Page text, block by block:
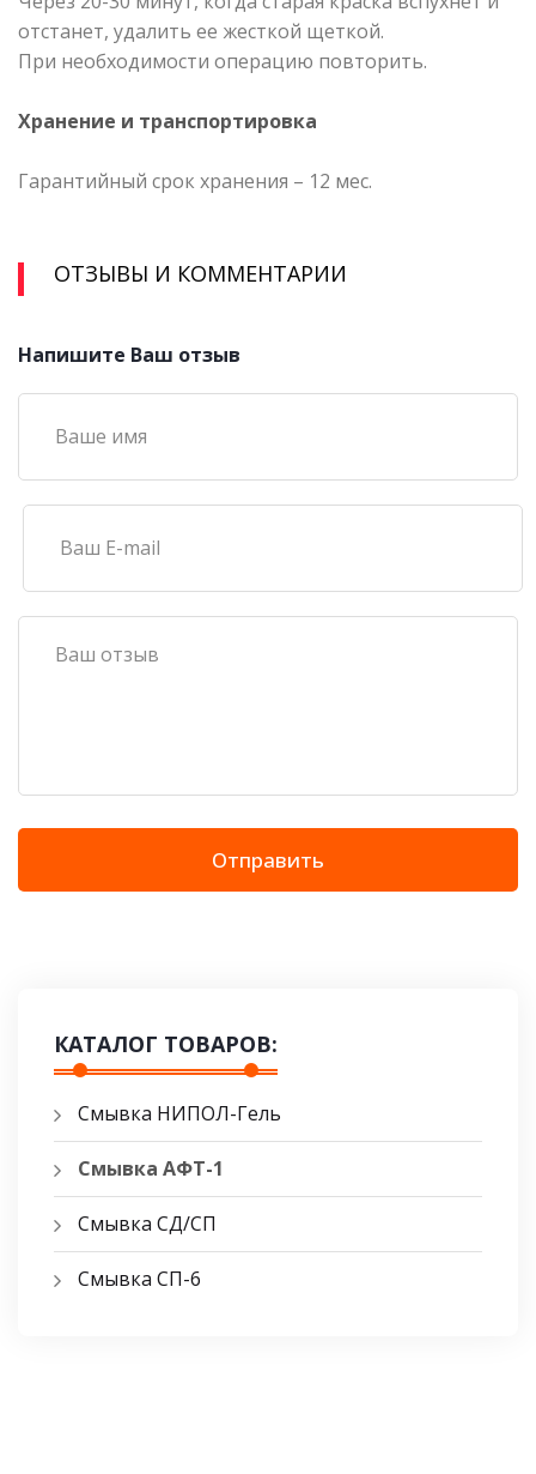
отстанет, удалить ее жесткой щеткой.
При необходимости операцию повторить.
Хранение и транспортировка
Гарантийный срок хранения – 12 мес.
ОТЗЫВЫ И КОММЕНТАРИИ
Напишите Ваш отзыв
Отправить
КАТАЛОГ ТОВАРОВ:
Смывка НИПОЛ-Гель
Смывка АФТ-1
Смывка СД/СП
Смывка СП-6